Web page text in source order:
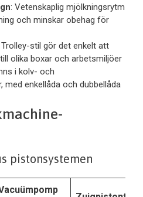
: Vetenskaplig mjölkningsrytm
och minskar obehag för
Trolley-stil gör det enkelt att
olika boxar och arbetsmiljöer
i kolv- och
med enkellåda och dubbellåda
pistonsystemen